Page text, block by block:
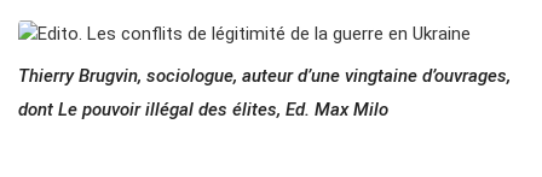
Thierry Brugvin, sociologue, auteur d’une vingtaine d’ouvrages,
dont Le pouvoir illégal des élites, Ed. Max Milo